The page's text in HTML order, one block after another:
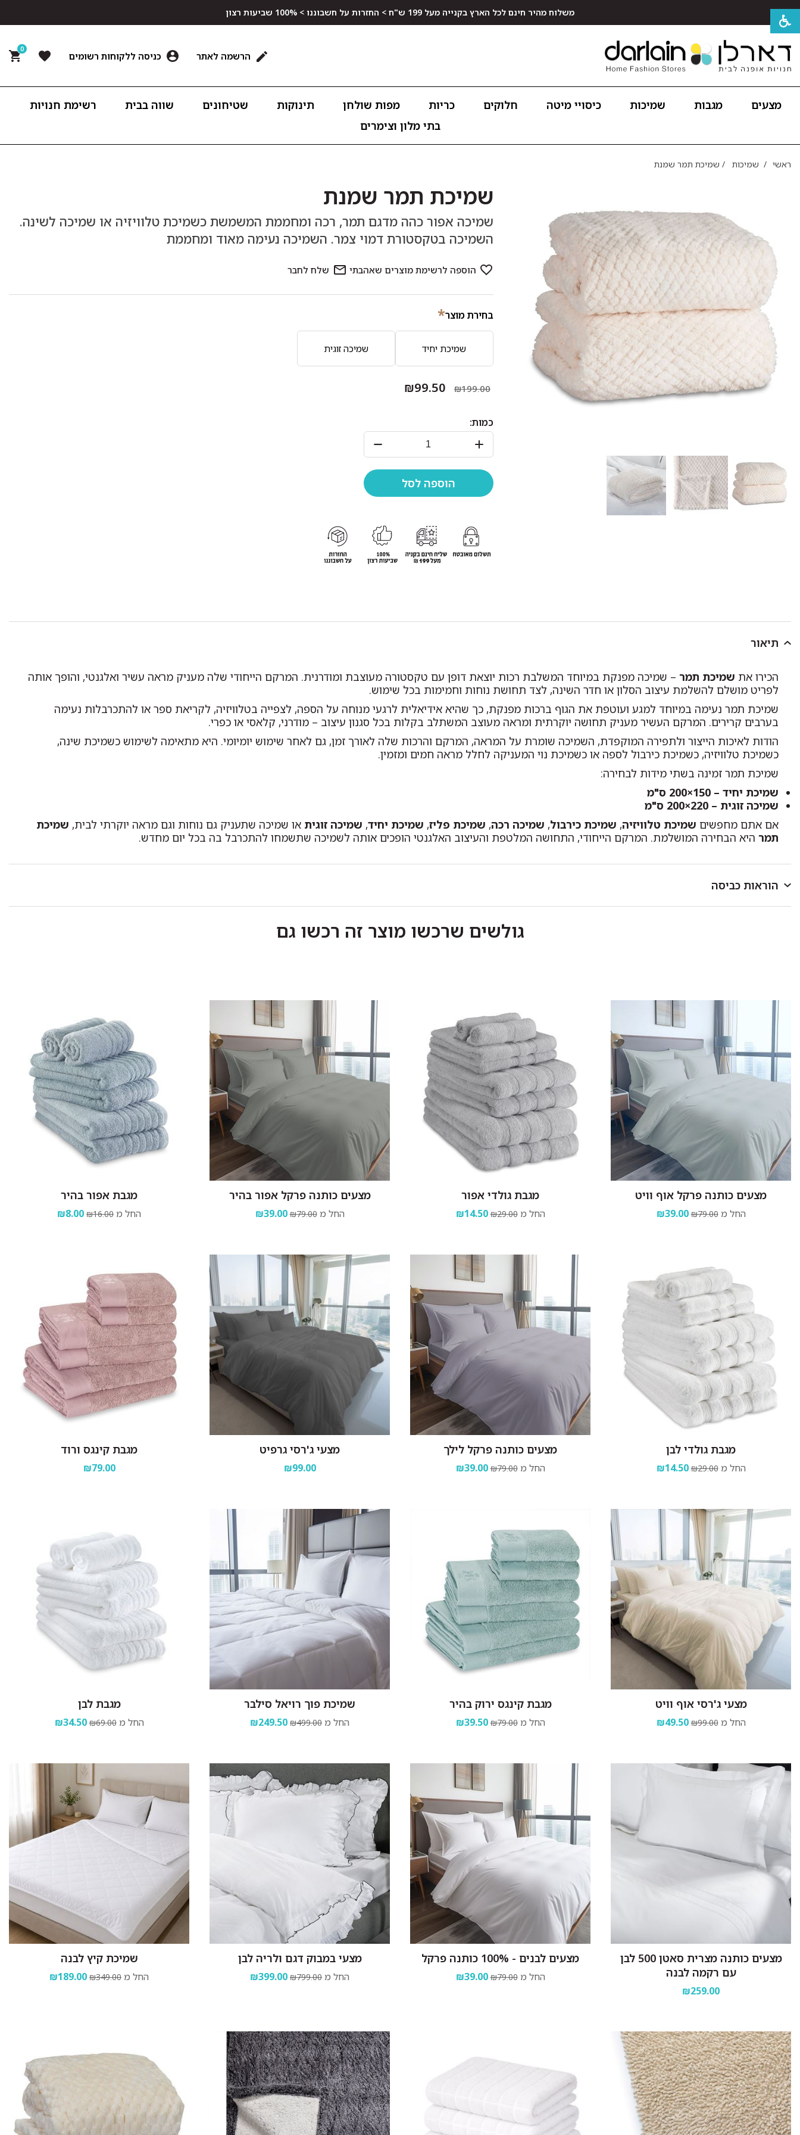
משלוח מהיר חינם לכל הארץ בקנייה מעל 199 ש"ח > החזרות על חשבוננו > 100% שביעות רצון
הרשמה לאתר כניסה ללקוחות רשומים
0
מצעים מגבות שמיכות כיסויי מיטה חלוקים כריות מפות שולחן תינוקות שטיחונים שווה בבית
רשימת חנויות
בתי מלון וצימרים
ראשי / שמיכות / שמיכת תמר שמנת
שמיכת תמר שמנת
שמיכה אפור כהה מדגם תמר, רכה ומחממת המשמשת כשמיכת טלוויזיה או שמיכה לשינה.
השמיכה בטקסטורת דמוי צמר. השמיכה נעימה מאוד ומחממת
בחירת מוצר*
שמיכת יחיד שמיכה זוגית
₪199.00
₪99.50
כמות:
תיאור
הכירו את שמיכת תמר – שמיכה מפנקת במיוחד המשלבת רכות יוצאת דופן עם טקסטורה מעוצבת ומודרנית. המרקם הייחודי שלה מעניק מראה עשיר ואלגנטי, והופך אותה
לפריט מושלם להשלמת עיצוב הסלון או חדר השינה, לצד תחושת נוחות וחמימות בכל שימוש.
שמיכת תמר נעימה במיוחד למגע ועוטפת את הגוף ברכות מפנקת, כך שהיא אידיאלית לרגעי מנוחה על הספה, לצפייה בטלוויזיה, לקריאת ספר או להתכרבלות נעימה
בערבים קרירים. המרקם העשיר מעניק תחושה יוקרתית ומראה מעוצב המשתלב בקלות בכל סגנון עיצוב – מודרני, קלאסי או כפרי.
הודות לאיכות הייצור ולתפירה המוקפדת, השמיכה שומרת על המראה, המרקם והרכות שלה לאורך זמן, גם לאחר שימוש יומיומי. היא מתאימה לשימוש כשמיכת שינה,
כשמיכת טלוויזיה, כשמיכת כירבול לספה או כשמיכת נוי המעניקה לחלל מראה חמים ומזמין.
שמיכת תמר זמינה בשתי מידות לבחירה:
שמיכת יחיד – 150×200 ס"מ
שמיכה זוגית – 220×200 ס"מ
אם אתם מחפשים שמיכת טלוויזיה, שמיכת כירבול, שמיכה רכה, שמיכת פליז, שמיכת יחיד, שמיכה זוגית או שמיכה שתעניק גם נוחות וגם מראה יוקרתי לבית, שמיכת
תמר היא הבחירה המושלמת. המרקם הייחודי, התחושה המלטפת והעיצוב האלגנטי הופכים אותה לשמיכה שתשמחו להתכרבל בה בכל יום מחדש.
הוראות כביסה
גולשים שרכשו מוצר זה רכשו גם
מצעים כותנה פרקל אוף וויט
החל מ ₪79.00
₪39.00
מגבת גולדי אפור
החל מ ₪29.00
₪14.50
מצעים כותנה פרקל אפור בהיר
החל מ ₪79.00
₪39.00
מגבת אפור בהיר
החל מ ₪16.00
₪8.00
מגבת גולדי לבן
החל מ ₪29.00
₪14.50
מצעים כותנה פרקל לילך
החל מ ₪79.00
₪39.00
מצעי ג'רסי גרפיט
₪99.00
מגבת קינגס ורוד
₪79.00
מצעי ג'רסי אוף וויט
החל מ ₪99.00
₪49.50
מגבת קינגס ירוק בהיר
החל מ ₪79.00
₪39.50
שמיכת פוך רויאל סילבר
החל מ ₪499.00
₪249.50
מגבת לבן
החל מ ₪69.00
₪34.50
מצעים כותנה מצרית סאטן 500 לבן
עם רקמה לבנה
₪259.00
מצעים לבנים - 100% כותנה פרקל
החל מ ₪79.00
₪39.00
מצעי במבוק דגם ולריה לבן
החל מ ₪799.00
₪399.00
שמיכת קיץ לבנה
החל מ ₪349.00
₪189.00